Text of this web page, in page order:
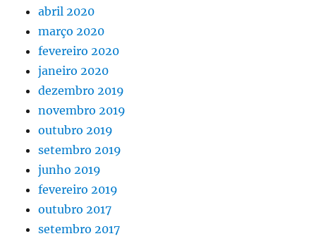
abril 2020
março 2020
fevereiro 2020
janeiro 2020
dezembro 2019
novembro 2019
outubro 2019
setembro 2019
junho 2019
fevereiro 2019
outubro 2017
setembro 2017